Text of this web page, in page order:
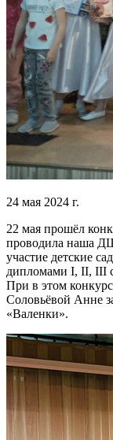
24 мая 2024 г.
22 мая прошёл
проводила наша
участие детские
дипломами I, II, III
При в этом
Соловьёвой Анне
«Валенки».